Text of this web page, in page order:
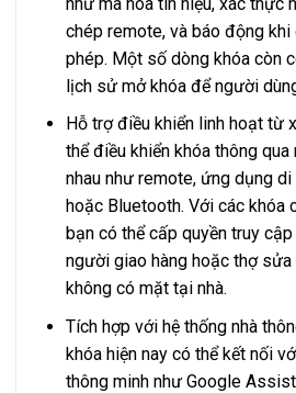
chép remote, và báo động
phép. Một số dòng khóa còn
lịch sử mở khóa để người
Hỗ trợ điều khiển linh hoạt từ
thể điều khiển khóa thông qua
nhau như remote, ứng dụng
hoặc Bluetooth. Với các khóa
bạn có thể cấp quyền truy
người giao hàng hoặc thợ
không có mặt tại nhà.
Tích hợp với hệ thống nhà
khóa hiện nay có thể kết nối
thông minh như Google